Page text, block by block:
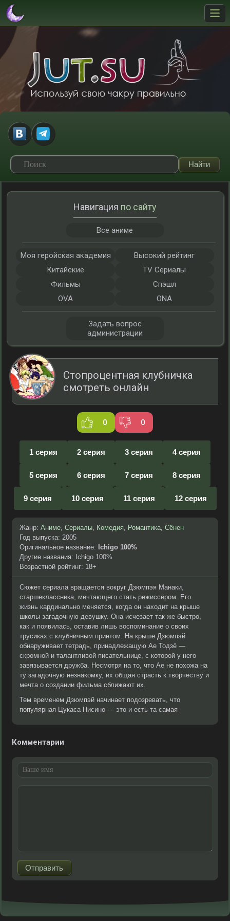
Стопроцентная клубничка
смотреть онлайн
0 0
1 серия 2 серия 3 серия 4 серия
5 серия 6 серия 7 серия 8 серия
9 серия 10 серия 11 серия 12 серия
Жанр: Аниме, Сериалы, Комедия, Романтика, Сёнен
Год выпуска: 2005
Оригинальное название: Ichigo 100%
Другие названия: Ichigo 100%
Возрастной рейтинг: 18+
Сюжет сериала вращается вокруг Дзюмпэя Манаки,
старшеклассника, мечтающего стать режиссёром. Его
жизнь кардинально меняется, когда он находит на крыше
школы загадочную девушку. Она исчезает так же быстро,
как и появилась, оставив лишь воспоминание о своих
трусиках с клубничным принтом. На крыше Дзюмпэй
обнаруживает тетрадь, принадлежащую Ае Тодзё —
скромной и талантливой писательнице, с которой у него
завязывается дружба. Несмотря на то, что Ае не похожа на
ту загадочную незнакомку, их общая страсть к творчеству и
мечта о создании фильма сближают их.
Тем временем Дзюмпэй начинает подозревать, что
популярная Цукаса Нисино — это и есть та самая
Комментарии
Навигация по сайту
Все аниме
Моя геройская академия
Высокий рейтинг
Китайские
TV Сериалы
Фильмы
Спэшл
OVA
ONA
Задать вопрос
администрации